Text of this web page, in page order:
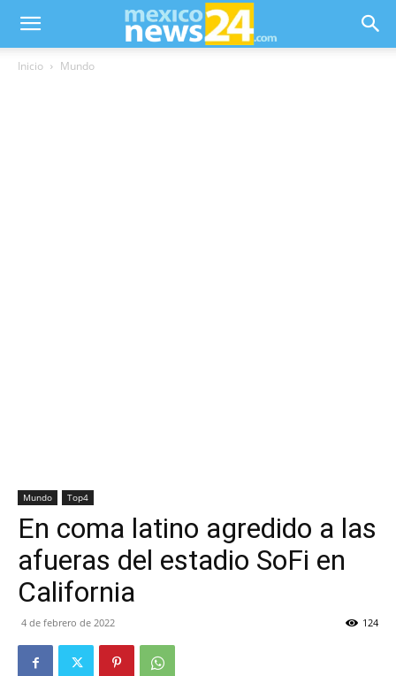
Inicio Mundo
Mundo Top4
En coma latino agredido a las
afueras del estadio SoFi en
California
4 de febrero de 2022 124